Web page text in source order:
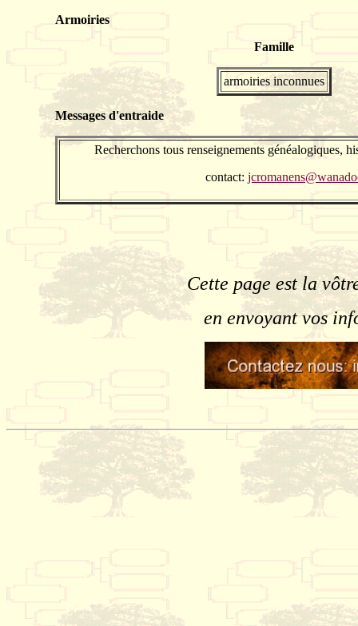
Armoiries
Famille
armoiries inconnues
Messages d'entraide
Recherchons tous renseignements généalogiques,
contact:
Cette page est la
en envoyant vos